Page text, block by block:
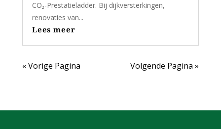
CO₂-Prestatieladder. Bij dijkversterkingen,
renovaties van...
Lees meer
« Vorige Pagina Volgende Pagina »